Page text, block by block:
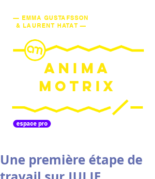
— EMMA GUSTAFSSON
& LAURENT HATAT —
ANIMA
MOTRIX
espace pro
Une première étape de